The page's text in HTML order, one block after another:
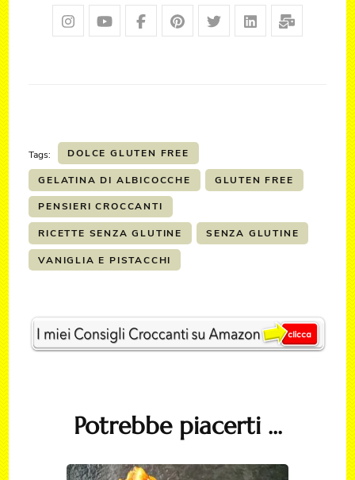
Tags: DOLCE GLUTEN FREE
GELATINA DI ALBICOCCHE GLUTEN FREE
PENSIERI CROCCANTI
RICETTE SENZA GLUTINE SENZA GLUTINE
VANIGLIA E PISTACCHI
Navigation
Potrebbe piacerti ...